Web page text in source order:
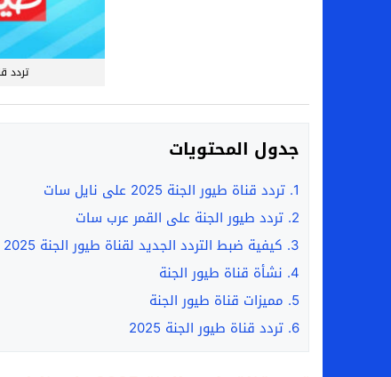
تردد
جدول المحتويات
1. تردد قناة طيور الجنة 2025 على نايل سات
2. تردد طيور الجنة على القمر عرب سات
3. كيفية ضبط التردد الجديد لقناة طيور الجنة 2025
4. نشأة قناة طيور الجنة
5. مميزات قناة طيور الجنة
6. تردد قناة طيور الجنة 2025